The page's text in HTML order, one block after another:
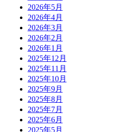
2026年5月
2026年4月
2026年3月
2026年2月
2026年1月
2025年12月
2025年11月
2025年10月
2025年9月
2025年8月
2025年7月
2025年6月
2025年5月